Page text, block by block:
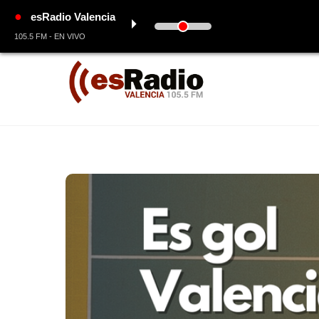
Skip
● esRadio Valencia
105.5 FM - EN VIVO
⏵